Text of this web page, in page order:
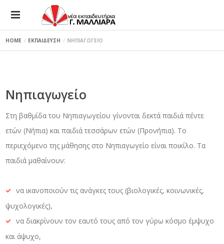
HOME ΕΚΠΑΙΔΕΥΣΗ ΝΗΠΙΑΓΩΓΕΙΟ
Νηπιαγωγείο
Στη βαθμίδα του Νηπιαγωγείου γίνονται δεκτά παιδιά πέντε
ετών (Νήπια) και παιδιά τεσσάρων ετών (Προνήπια). Το
περιεχόμενο της μάθησης στο Νηπιαγωγείο είναι ποικίλο. Τα
παιδιά μαθαίνουν:
να ικανοποιούν τις ανάγκες τους (βιολογικές, κοινωνικές,
ψυχολογικές),
να διακρίνουν τον εαυτό τους από τον γύρω κόσμο έμψυχο
και άψυχο,